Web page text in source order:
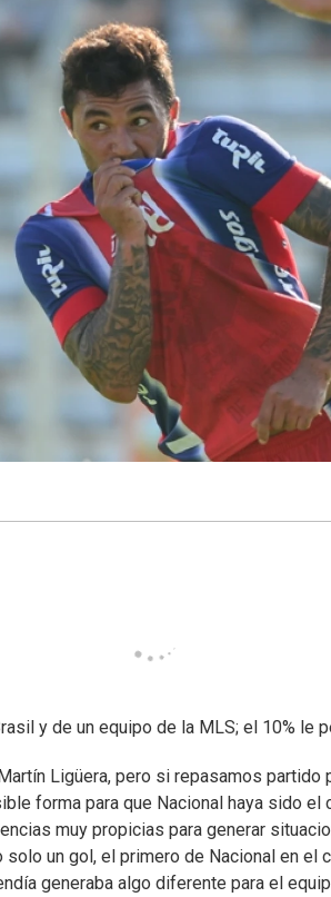
y de un equipo de la MLS; el 10% le
Ligüera, pero si repasamos partido
forma para que Nacional haya sido
muy propicias para generar
un gol, el primero de Nacional en el
generaba algo diferente para el